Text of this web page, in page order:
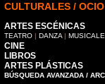
CULTURALES / OCIO
ARTES ESCÉNICAS
TEATRO | DANZA |
CINE
LIBROS
ARTES PLÁSTICAS
BÚSQUEDA AVANZADA /